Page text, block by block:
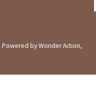
Powered by Wonder Action,